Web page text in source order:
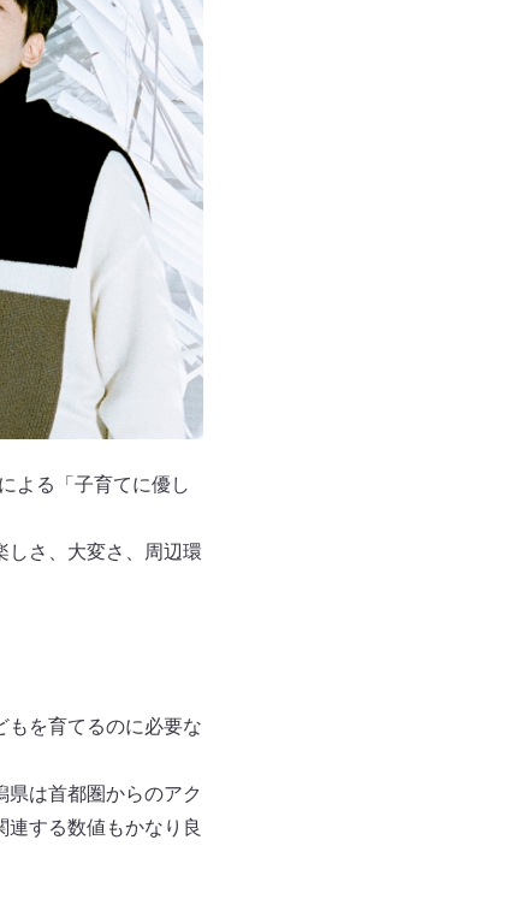
よる「子育てに優し
しさ、大変さ、周辺環
もを育てるのに必要な
は首都圏からのアク
する数値もかなり良